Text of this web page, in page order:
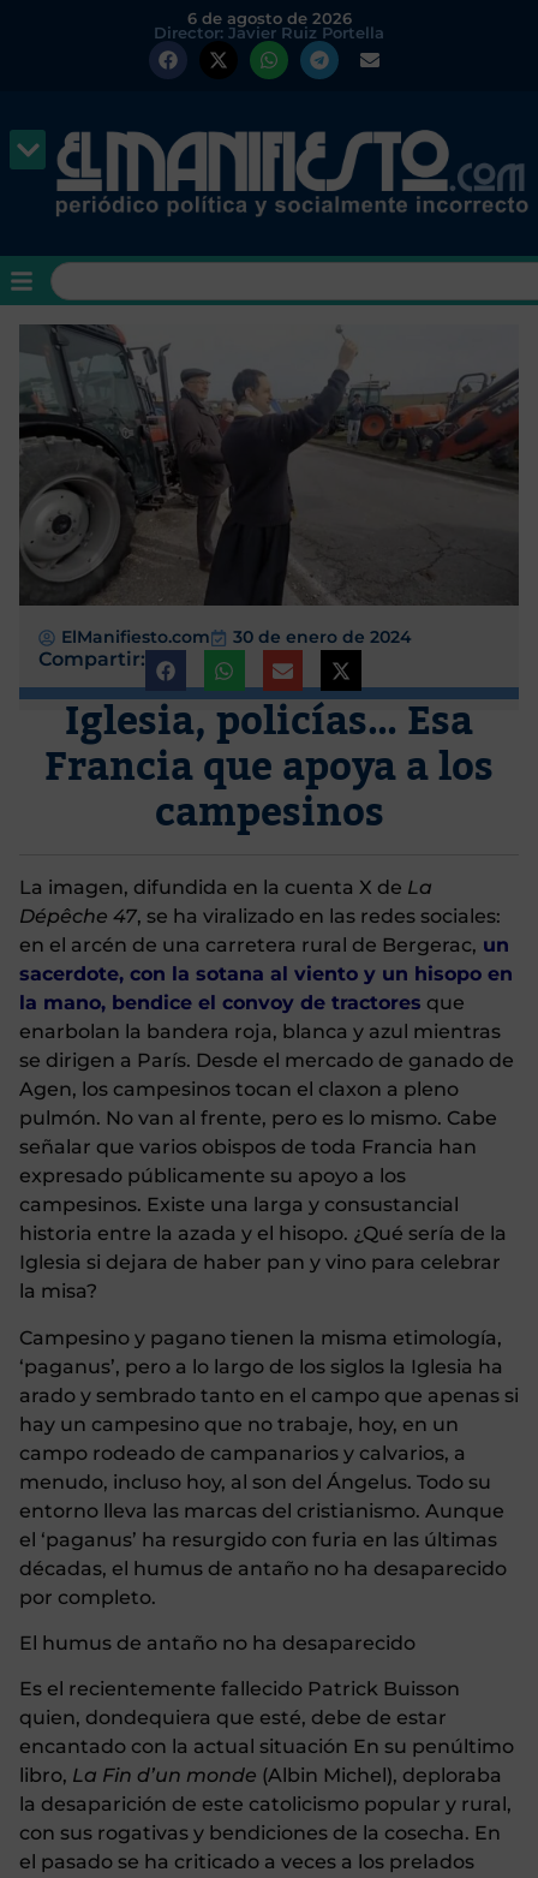
6 de agosto de 2026
Director: Javier Ruiz Portella
ElManifiesto.com 30 de enero de 2024
Compartir:
Iglesia, policías… Esa
Francia que apoya a los
campesinos
La imagen, difundida en la cuenta X de La
Dépêche 47, se ha viralizado en las redes sociales:
en el arcén de una carretera rural de Bergerac, un
sacerdote, con la sotana al viento y un hisopo en
la mano, bendice el convoy de tractores que
enarbolan la bandera roja, blanca y azul mientras
se dirigen a París. Desde el mercado de ganado de
Agen, los campesinos tocan el claxon a pleno
pulmón. No van al frente, pero es lo mismo. Cabe
señalar que varios obispos de toda Francia han
expresado públicamente su apoyo a los
campesinos. Existe una larga y consustancial
historia entre la azada y el hisopo. ¿Qué sería de la
Iglesia si dejara de haber pan y vino para celebrar
la misa?
Campesino y pagano tienen la misma etimología,
‘paganus’, pero a lo largo de los siglos la Iglesia ha
arado y sembrado tanto en el campo que apenas si
hay un campesino que no trabaje, hoy, en un
campo rodeado de campanarios y calvarios, a
menudo, incluso hoy, al son del Ángelus. Todo su
entorno lleva las marcas del cristianismo. Aunque
el ‘paganus’ ha resurgido con furia en las últimas
décadas, el humus de antaño no ha desaparecido
por completo.
El humus de antaño no ha desaparecido
Es el recientemente fallecido Patrick Buisson
quien, dondequiera que esté, debe de estar
encantado con la actual situación En su penúltimo
libro, La Fin d’un monde (Albin Michel), deploraba
la desaparición de este catolicismo popular y rural,
con sus rogativas y bendiciones de la cosecha. En
el pasado se ha criticado a veces a los prelados